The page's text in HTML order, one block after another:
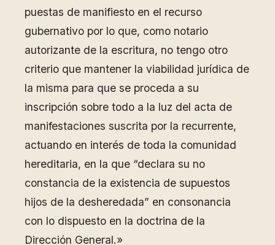
puestas de manifiesto en el recurso
gubernativo por lo que, como notario
autorizante de la escritura, no tengo otro
criterio que mantener la viabilidad jurídica de
la misma para que se proceda a su
inscripción sobre todo a la luz del acta de
manifestaciones suscrita por la recurrente,
actuando en interés de toda la comunidad
hereditaria, en la que “declara su no
constancia de la existencia de supuestos
hijos de la desheredada” en consonancia
con lo dispuesto en la doctrina de la
Dirección General.»